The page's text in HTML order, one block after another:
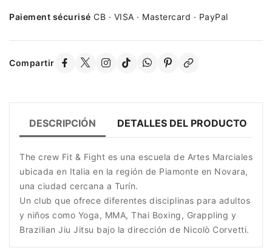
Paiement sécurisé CB · VISA · Mastercard · PayPal
Compartir
DESCRIPCIÓN DETALLES DEL PRODUCTO
The crew Fit & Fight es una escuela de Artes Marciales
ubicada en Italia en la región de Piamonte en Novara,
una ciudad cercana a Turín.
Un club que ofrece diferentes disciplinas para adultos
y niños como Yoga, MMA, Thai Boxing, Grappling y
Brazilian Jiu Jitsu bajo la dirección de Nicolò Corvetti.